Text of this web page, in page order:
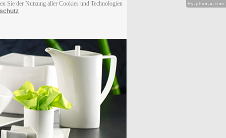
Sie der Nutzung aller Cookies und Technologien
Hy-phen-a-tion